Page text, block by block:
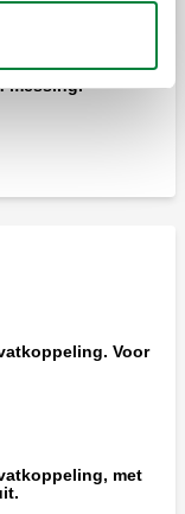
messing.
Voor
met